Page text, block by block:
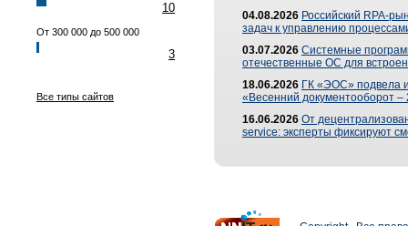
10
От 300 000 до 500 000
3
Все типы сайтов
04.08.2026 Российский RPA-
задач к управлению
03.07.2026 Системные
отечественные ОС для
18.06.2026 ГК «ЭОС» подвела
«Весенний документооборот –
16.06.2026 От
service: эксперты фиксируют